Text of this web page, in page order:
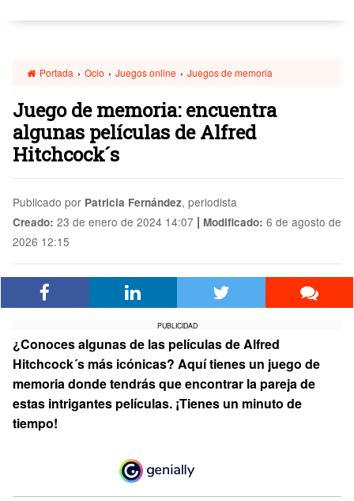
Portada › Ocio › Juegos online › Juegos de memoria
Juego de memoria: encuentra
algunas películas de Alfred
Hitchcock´s
Publicado por Patricia Fernández, periodista
Creado: 23 de enero de 2024 14:07 | Modificado: 6 de agosto de
2026 12:15
PUBLICIDAD
¿Conoces algunas de las películas de Alfred
Hitchcock´s más icónicas? Aquí tienes un juego de
memoria donde tendrás que encontrar la pareja de
estas intrigantes películas. ¡Tienes un minuto de
tiempo!